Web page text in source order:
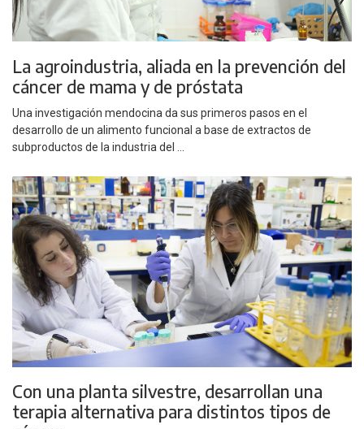
La agroindustria, aliada en la prevención del
cáncer de mama y de próstata
Una investigación mendocina da sus primeros pasos en el
desarrollo de un alimento funcional a base de extractos de
subproductos de la industria del ...
Con una planta silvestre, desarrollan una
terapia alternativa para distintos tipos de